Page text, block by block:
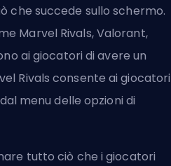
succede sullo schermo.
Marvel Rivals, Valorant,
ai giocatori di avere un
Rivals consente ai giocatori
menu delle opzioni di
tutto ciò che i giocatori